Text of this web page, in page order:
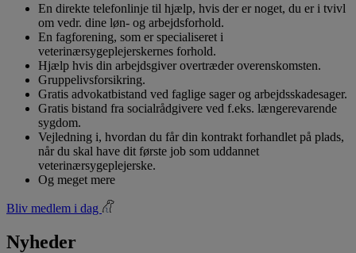
En direkte telefonlinje til hjælp, hvis der er noget, du er i tvivl
om vedr. dine løn- og arbejdsforhold.
En fagforening, som er specialiseret i
veterinærsygeplejerskernes forhold.
Hjælp hvis din arbejdsgiver overtræder overenskomsten.
Gruppelivsforsikring.
Gratis advokatbistand ved faglige sager og arbejdsskadesager.
Gratis bistand fra socialrådgivere ved f.eks. længerevarende
sygdom.
Vejledning i, hvordan du får din kontrakt forhandlet på plads,
når du skal have dit første job som uddannet
veterinærsygeplejerske.
Og meget mere
Bliv medlem i dag
Nyheder